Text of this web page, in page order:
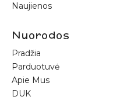
Naujienos
Nuorodos
Pradžia
Parduotuvė
Apie Mus
DUK